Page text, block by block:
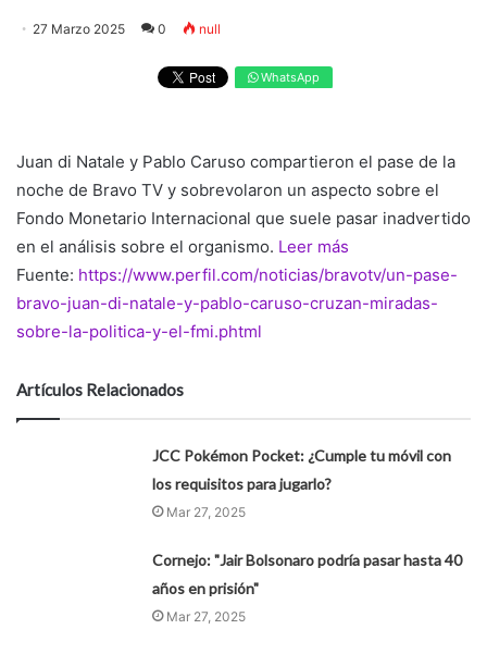
27 Marzo 2025 0 null
WhatsApp
Juan di Natale y Pablo Caruso compartieron el pase de la
noche de Bravo TV y sobrevolaron un aspecto sobre el
Fondo Monetario Internacional que suele pasar inadvertido
en el análisis sobre el organismo. Leer más
Fuente: https://www.perfil.com/noticias/bravotv/un-pase-
bravo-juan-di-natale-y-pablo-caruso-cruzan-miradas-
sobre-la-politica-y-el-fmi.phtml
Artículos Relacionados
JCC Pokémon Pocket: ¿Cumple tu móvil con
los requisitos para jugarlo?
Mar 27, 2025
Cornejo: "Jair Bolsonaro podría pasar hasta 40
años en prisión"
Mar 27, 2025